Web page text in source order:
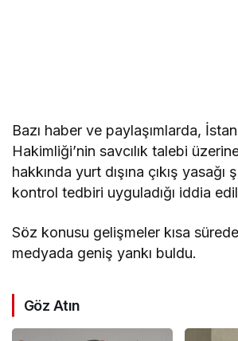
Bazı haber ve paylaşımlarda,
Hakimliği’nin savcılık talebi
hakkında yurt dışına çıkış yasağı
kontrol tedbiri uyguladığı iddia
Söz konusu gelişmeler kısa
medyada geniş yankı buldu.
Göz Atın